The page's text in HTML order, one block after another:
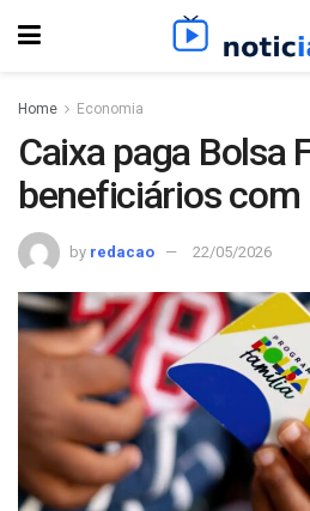
Home Economia
Caixa paga Bolsa
beneficiários com
by redacao 22/05/2026